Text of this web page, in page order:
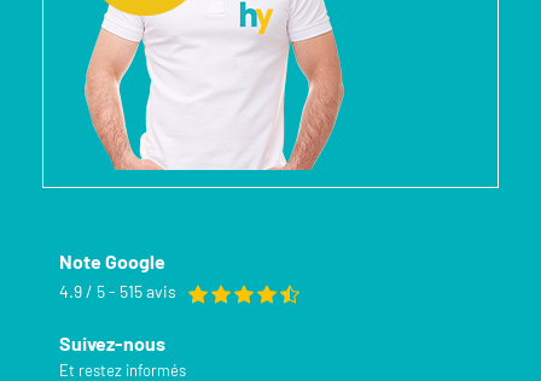
Note Google
4.9 / 5 - 515 avis
Suivez-nous
Et restez informés